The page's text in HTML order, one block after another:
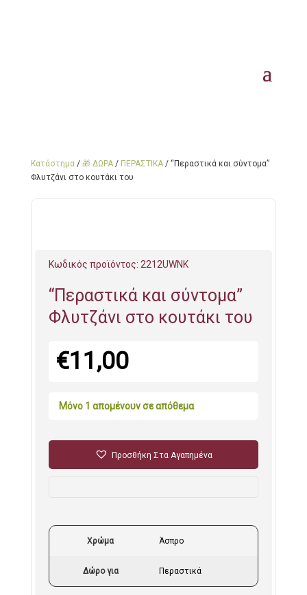
Κατάστημα/ 🎁 ΔΩΡΑ/ ΠΕΡΑΣΤΙΚΑ/ “Περαστικά και σύντομα”
Φλυτζάνι στο κουτάκι του
Κωδικός προϊόντος: 2212UWNK
“Περαστικά και σύντομα”
Φλυτζάνι στο κουτάκι του
€11,00
Μόνο 1 απομένουν σε απόθεμα
Προσθήκη Στα Αγαπημένα
Χρώμα Άσπρο
Δώρο για Περαστικά